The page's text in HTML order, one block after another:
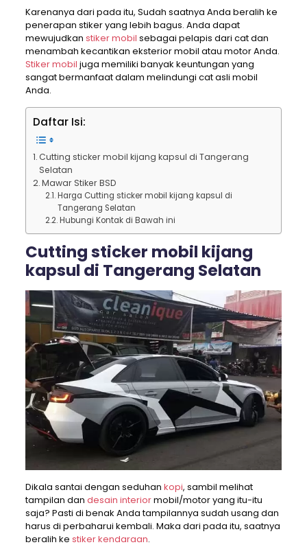
Karenanya dari pada itu, Sudah saatnya Anda beralih ke
penerapan stiker yang lebih bagus. Anda dapat
mewujudkan stiker mobil sebagai pelapis dari cat dan
menambah kecantikan eksterior mobil atau motor Anda.
Stiker mobil juga memiliki banyak keuntungan yang
sangat bermanfaat dalam melindungi cat asli mobil
Anda.
Daftar Isi:
Cutting sticker mobil kijang kapsul di Tangerang
Selatan
Mawar Stiker BSD
Harga Cutting sticker mobil kijang kapsul di
Tangerang Selatan
Hubungi Kontak di Bawah ini
Cutting sticker mobil kijang
kapsul di Tangerang Selatan
Dikala santai dengan seduhan kopi, sambil melihat
tampilan dan desain interiormobil/motor yang itu-itu
saja? Pasti di benak Anda tampilannya sudah usang dan
harus di perbaharui kembali. Maka dari pada itu, saatnya
beralih ke stiker kendaraan.